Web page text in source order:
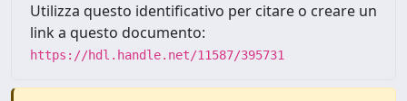
Utilizza questo identificativo per citare o creare un
link a questo documento:
https://hdl.handle.net/11587/395731